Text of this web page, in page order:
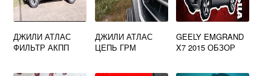
ДЖИЛИ АТЛАС
ФИЛЬТР АКПП
ДЖИЛИ АТЛАС
ЦЕПЬ ГРМ
GEELY EMGRAND
X7 2015 ОБЗОР